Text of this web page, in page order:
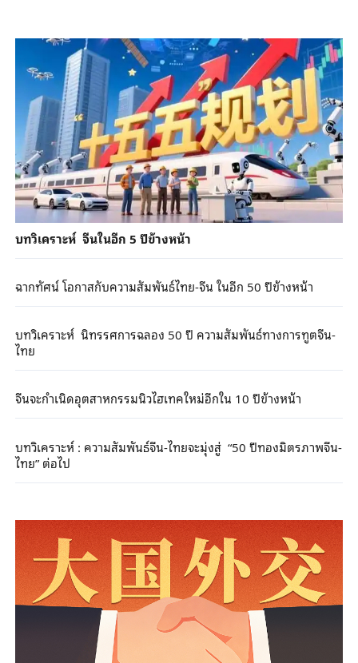
บทวิเคราะห์ จีนในอีก 5 ปีข้างหน้า
ฉากทัศน์ โอกาสกับความสัมพันธ์ไทย-จีน ในอีก 50 ปีข้างหน้า
บทวิเคราะห์ นิทรรศการฉลอง 50 ปี ความสัมพันธ์ทางการทูตจีน-
ไทย
จีนจะกำเนิดอุตสาหกรรมนิวไฮเทคใหม่อีกใน 10 ปีข้างหน้า
บทวิเคราะห์ : ความสัมพันธ์จีน-ไทยจะมุ่งสู่ “50 ปีทองมิตรภาพจีน-
ไทย” ต่อไป